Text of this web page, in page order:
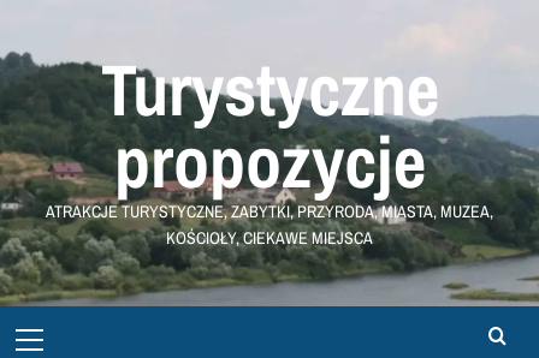
treści
Turystyczne
propozycje
ATRAKCJE TURYSTYCZNE, ZABYTKI, PRZYRODA, MIASTA, MUZEA,
KOŚCIOŁY, CIEKAWE MIEJSCA
Menu